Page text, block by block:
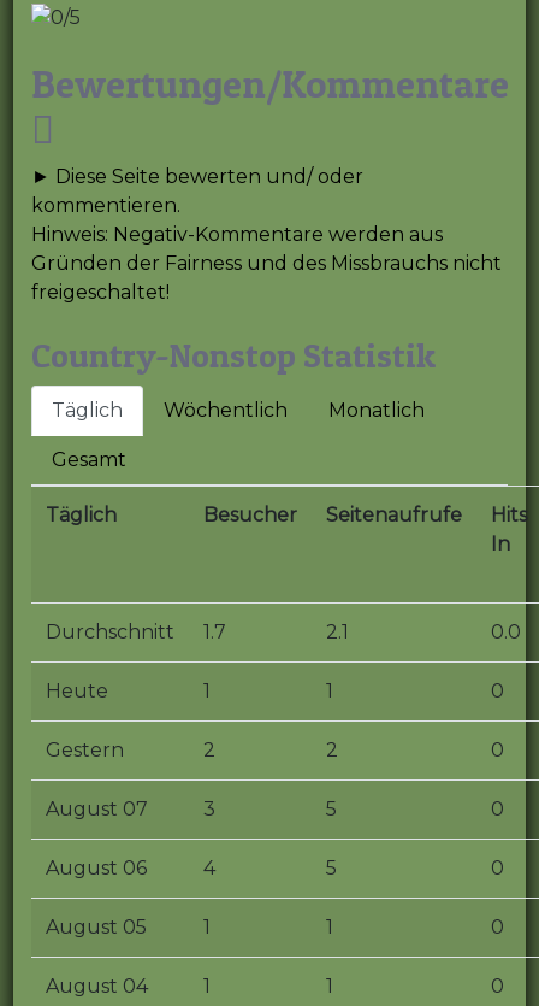
Bewertungen/Kommentare
► Diese Seite bewerten und/ oder
kommentieren.
Hinweis: Negativ-Kommentare werden aus
Gründen der Fairness und des Missbrauchs nicht
freigeschaltet!
Country-Nonstop Statistik
Täglich Wöchentlich Monatlich
Gesamt
Täglich Besucher Seitenaufrufe
Hits
In
Durchschnitt 1.7 2.1 0.0
Heute 1 1 0
Gestern 2 2 0
August 07 3 5 0
August 06 4 5 0
August 05 1 1 0
August 04 1 1 0